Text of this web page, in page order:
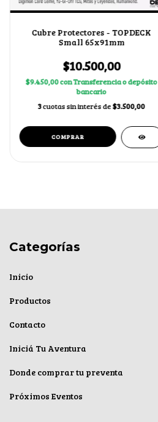
Cubre Protectores - TOPDECK
Small 65x91mm
$10.500,00
$9.450,00conTransferencia o depósito
bancario
3cuotas sin interés de$3.500,00
Categorías
Inicio
Productos
Contacto
Iniciá Tu Aventura
Donde comprar tu preventa
Próximos Eventos